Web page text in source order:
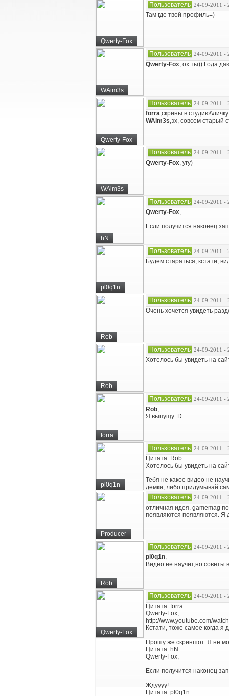
Qwerty-Fox
Пользователь 24-09-2011 -
Там где твой профиль=)
WAim3s
Пользователь 24-09-2011 -
Qwerty-Fox, ох ты)) Года
Qwerty-Fox
Пользователь 24-09-2011 -
forra,скрины в
WAim3s,эх, совсем старый
WAim3s
Пользователь 24-09-2011 -
Qwerty-Fox, угу)
hN
Пользователь 24-09-2011 -
Qwerty-Fox,
Если получится наконец
pl0q1n
Пользователь 24-09-2011 -
Будем стараться, кстати,
Rob
Пользователь 24-09-2011 -
Очень хочется увидеть
Rob
Пользователь 24-09-2011 -
Хотелось бы увидеть на
forra
Пользователь 24-09-2011 -
Rob,
Я выпущу :D
pl0q1n
Пользователь 24-09-2011 -
Цитата: Rob
Хотелось бы увидеть на
Тебя не какое видео не
демки, либо придумывай
Producer
Пользователь 24-09-2011 -
отличная идея. gamemag
появляются появляются. Я
Rob
Пользователь 24-09-2011 -
pl0q1n,
Видео не научит,но советы
Qwerty-Fox
Пользователь 24-09-2011 -
Цитата: forra
Qwerty-Fox,
http://www.youtube.com/
Кстати, тоже самое когда я
Прошу же скриншот. Я не
Цитата: hN
Qwerty-Fox,
Если получится наконец
Ждуууу!
Цитата: pl0q1n